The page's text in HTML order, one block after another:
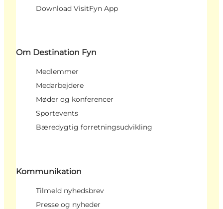
Download VisitFyn App
Om Destination Fyn
Medlemmer
Medarbejdere
Møder og konferencer
Sportevents
Bæredygtig forretningsudvikling
Kommunikation
Tilmeld nyhedsbrev
Presse og nyheder